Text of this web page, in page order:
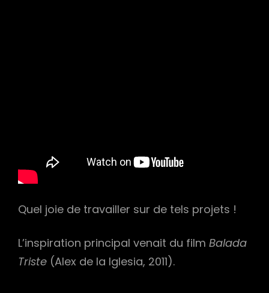
Quel joie de travailler sur de tels projets !
L’inspiration principal venait du film Balada
Triste (Alex de la Iglesia, 2011).